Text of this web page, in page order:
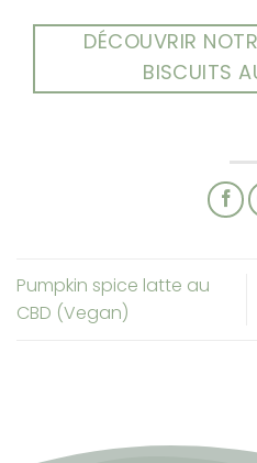
DÉCOUVRIR
BISCUITS
Pumpkin spice latte au
CBD (Vegan)